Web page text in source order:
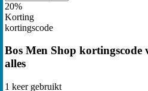
20%
Korting
kortingscode
Bos Men Shop
alles
1 keer gebruikt